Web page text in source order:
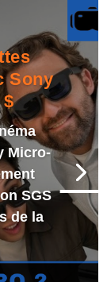
Sony
$
Micro-
SGS
de la